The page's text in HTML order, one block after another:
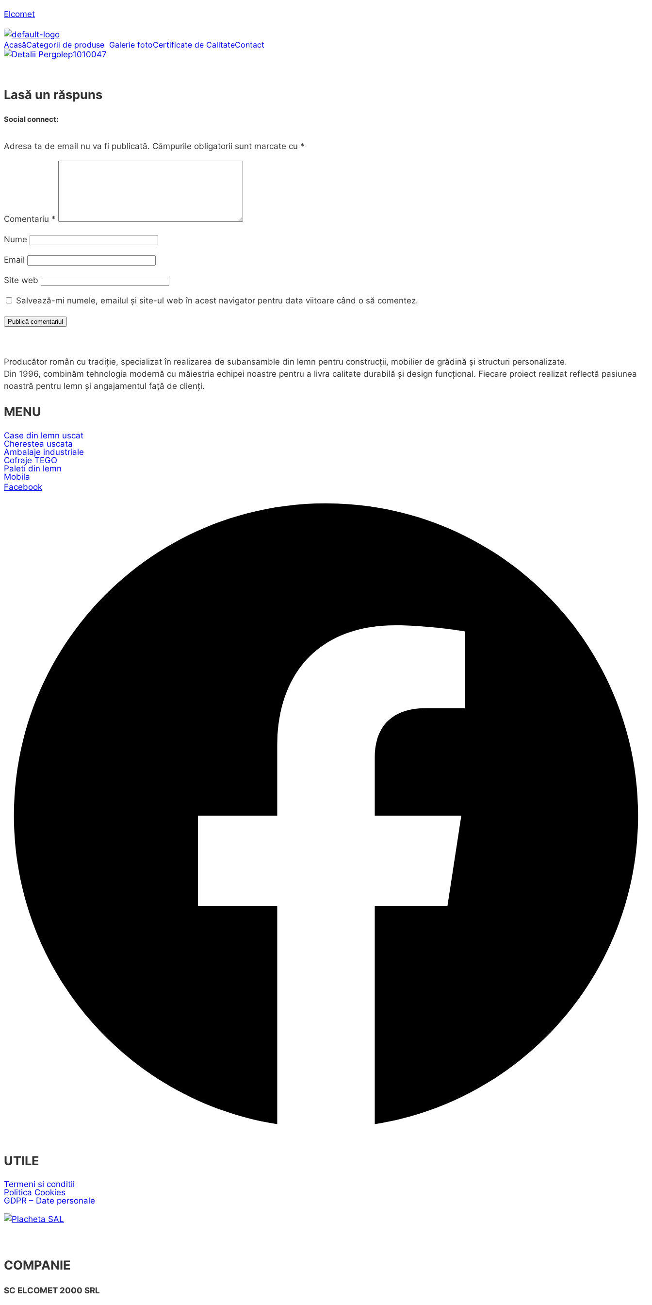
Elcomet
AcasăCategorii de produse Galerie fotoCertificate de CalitateContact
Lasă un răspuns
Social connect:
Adresa ta de email nu va fi publicată. Câmpurile obligatorii sunt marcate cu *
Comentariu *
Nume
Email
Site web
Salvează-mi numele, emailul și site-ul web în acest navigator pentru data viitoare când o să comentez.
Producător român cu tradiție, specializat în realizarea de subansamble din lemn pentru construcții, mobilier de grădină și structuri personalizate.
Din 1996, combinăm tehnologia modernă cu măiestria echipei noastre pentru a livra calitate durabilă și design funcțional. Fiecare proiect realizat reflectă pasiunea
noastră pentru lemn și angajamentul față de clienți.
MENU
Case din lemn uscat
Cherestea uscata
Ambalaje industriale
Cofraje TEGO
Paleti din lemn
Mobila
Facebook
UTILE
Termeni si conditii
Politica Cookies
GDPR – Date personale
COMPANIE
SC ELCOMET 2000 SRL